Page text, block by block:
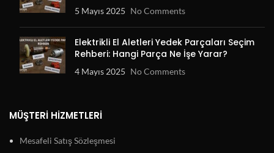
5 Mayıs 2025 No Comments
Elektrikli El Aletleri Yedek Parçaları Seçim
Rehberi: Hangi Parça Ne İşe Yarar?
4 Mayıs 2025 No Comments
MÜŞTERI HIZMETLERI
Mesafeli Satış Sözleşmesi